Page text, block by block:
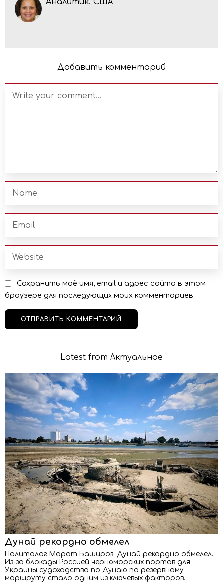
Аналитик. США
Добавить комментарий
Сохранить моё имя, email и адрес сайта в этом
браузере для последующих моих комментариев.
Latest from Актуальное
Дунай рекордно обмелел
Политолог Марат Баширов: Дунай рекордно обмелел.
Из-за блокады Россией черноморских портов для
Украины судоходство по Дунаю по резервному
маршруту стало одним из ключевых факторов.